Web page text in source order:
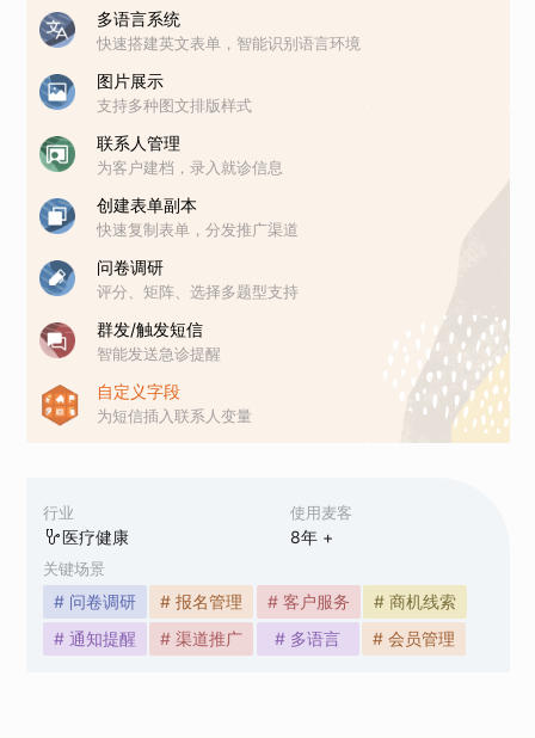
行业
医疗健康
使用麦客
8年 +
关键场景
# 问卷调研 # 报名管理 # 客户服务
# 商机线索
# 通知提醒
# 渠道推广 # 多语言 # 会员管理
多语言系统
快速搭建英文表单，智能识别语言环境
图片展示
支持多种图文排版样式
联系人管理
为客户建档，录入就诊信息
创建表单副本
快速复制表单，分发推广渠道
问卷调研
评分、矩阵、选择多题型支持
群发/触发短信
智能发送急诊提醒
自定义字段
为短信插入联系人变量